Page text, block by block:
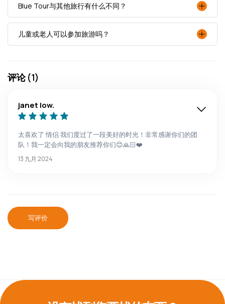
Blue Tour与其他旅行有什么不同？
儿童或老人可以参加旅游吗？
评论 (1)
janet low.
太喜欢了 情侣 我们度过了一段美好的时光！非常感谢你们的团
队！我一定会向我的朋友推荐你们😊🙏🏻❤️
13 九月 2024
写评价